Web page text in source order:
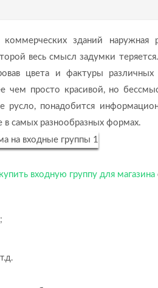
зданий наружная
весь смысл задумки
цвета и фактуры
чем просто красивой, но
русло, понадобится
в самых разнообразных формах.
купить входную группу для магазина